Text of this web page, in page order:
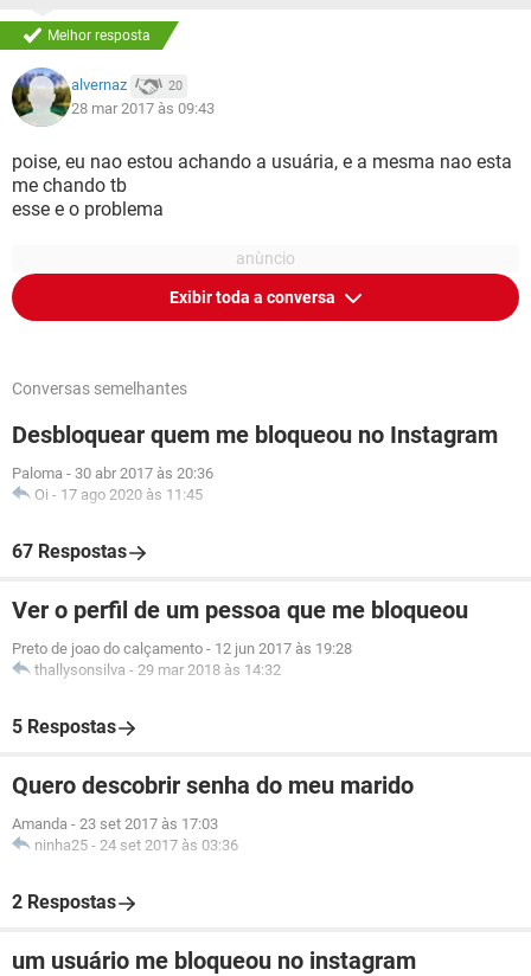
Melhor resposta
alvernaz 20
28 mar 2017 às 09:43
poise, eu nao estou achando a usuária, e a mesma nao esta
me chando tb
esse e o problema
Exibir toda a conversa
Conversas semelhantes
Desbloquear quem me bloqueou no Instagram
Paloma - 30 abr 2017 às 20:36
Oi - 17 ago 2020 às 11:45
67 Respostas
Ver o perfil de um pessoa que me bloqueou
Preto de joao do calçamento - 12 jun 2017 às 19:28
thallysonsilva - 29 mar 2018 às 14:32
5 Respostas
Quero descobrir senha do meu marido
Amanda - 23 set 2017 às 17:03
ninha25 - 24 set 2017 às 03:36
2 Respostas
um usuário me bloqueou no instagram